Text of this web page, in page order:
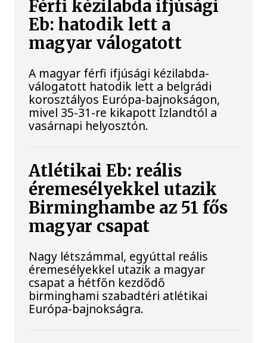
Férfi kézilabda ifjúsági
Eb: hatodik lett a
magyar válogatott
A magyar férfi ifjúsági kézilabda-
válogatott hatodik lett a belgrádi
korosztályos Európa-bajnokságon,
mivel 35-31-re kikapott Izlandtól a
vasárnapi helyosztón.
Atlétikai Eb: reális
éremesélyekkel utazik
Birminghambe az 51 fős
magyar csapat
Nagy létszámmal, egyúttal reális
éremesélyekkel utazik a magyar
csapat a hétfőn kezdődő
birminghami szabadtéri atlétikai
Európa-bajnokságra.